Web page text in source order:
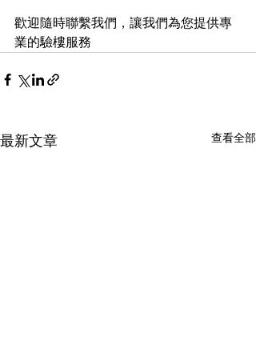
歡迎隨時聯繫我們，讓我們為您提供專
業的驗樓服務
最新文章 查看全部